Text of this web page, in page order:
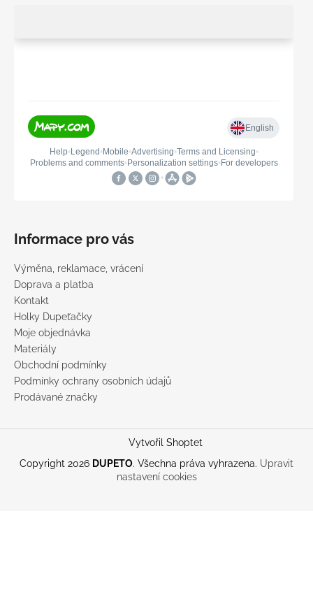
Informace pro vás
Výměna, reklamace, vrácení
Doprava a platba
Kontakt
Holky Dupeťačky
Moje objednávka
Materiály
Obchodní podmínky
Podmínky ochrany osobních údajů
Prodávané značky
Vytvořil Shoptet
Copyright 2026 DUPETO. Všechna práva vyhrazena. Upravit
nastavení cookies